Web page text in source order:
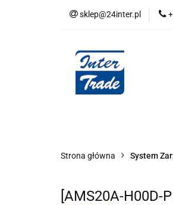
sklep@24inter.pl
AUDYT SPRĘŻONEGO
Strona główna System
[AMS20A-